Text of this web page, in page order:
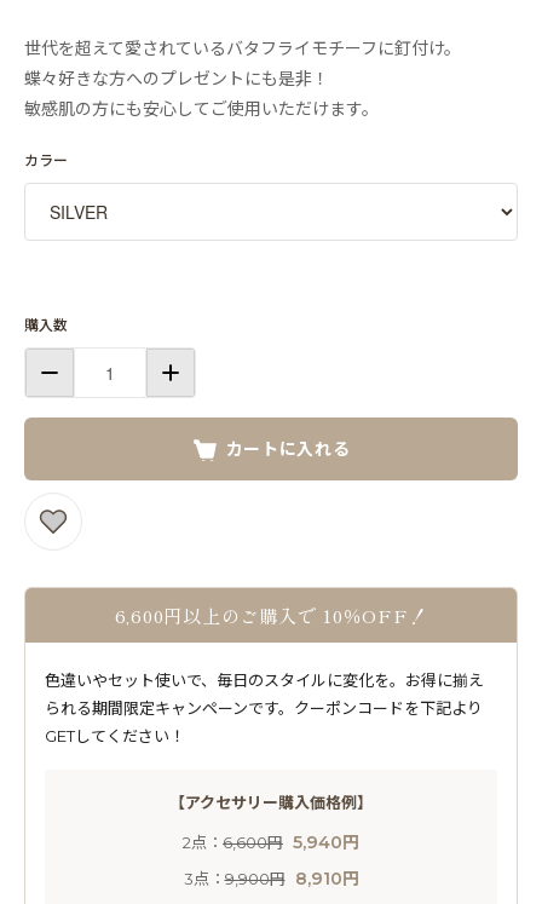
世代を超えて愛されているバタフライモチーフに釘付け。
蝶々好きな方へのプレゼントにも是非！
敏感肌の方にも安心してご使用いただけます。
カラー
購入数
カートに入れる
6,600円以上のご購入で 10％OFF！
色違いやセット使いで、毎日のスタイルに変化を。お得に揃え
られる期間限定キャンペーンです。クーポンコードを下記より
GETしてください！
【アクセサリー購入価格例】
2点： 6,600円 5,940円
3点：9,900円 8,910円